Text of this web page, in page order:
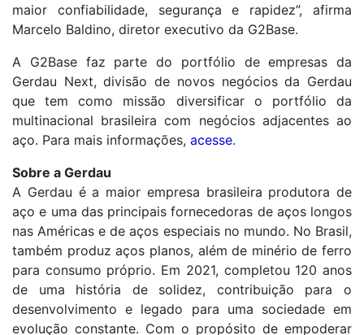
maior confiabilidade, segurança e rapidez”, afirma
Marcelo Baldino, diretor executivo da G2Base.
A G2Base faz parte do portfólio de empresas da
Gerdau Next, divisão de novos negócios da Gerdau
que tem como missão diversificar o portfólio da
multinacional brasileira com negócios adjacentes ao
aço. Para mais informações, acesse.
Sobre a Gerdau
A Gerdau é a maior empresa brasileira produtora de
aço e uma das principais fornecedoras de aços longos
nas Américas e de aços especiais no mundo. No Brasil,
também produz aços planos, além de minério de ferro
para consumo próprio. Em 2021, completou 120 anos
de uma história de solidez, contribuição para o
desenvolvimento e legado para uma sociedade em
evolução constante. Com o propósito de empoderar